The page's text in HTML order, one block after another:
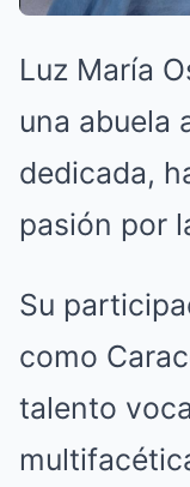
Luz María
una abuela
dedicada,
pasión por
Su
como
talento